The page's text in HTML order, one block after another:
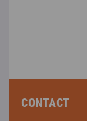
CONTACT